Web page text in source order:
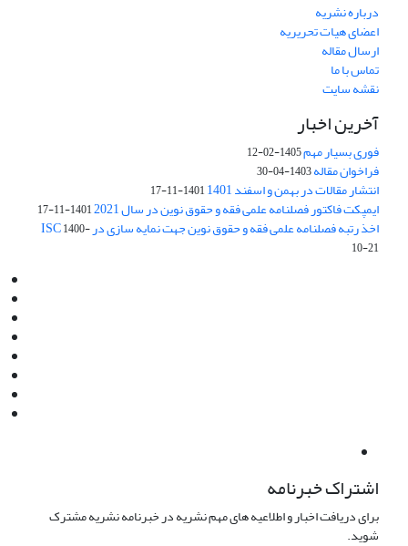
درباره نشریه
اعضای هیات تحریریه
ارسال مقاله
تماس با ما
نقشه سایت
آخرین اخبار
فوری بسیار مهم1405-02-12
فراخوان مقاله1403-04-30
انتشار مقالات در بهمن و اسفند 1401 1401-11-17
ایمپکت فاکتور فصلنامه علمی فقه و حقوق نوین در سال 2021 1401-11-17
اخذ رتبه فصلنامه علمی فقه و حقوق نوین جهت نمایه سازی در ISC1400-
10-21
اشتراک خبرنامه
برای دریافت اخبار و اطلاعیه های مهم نشریه در خبرنامه نشریه مشترک
شوید.